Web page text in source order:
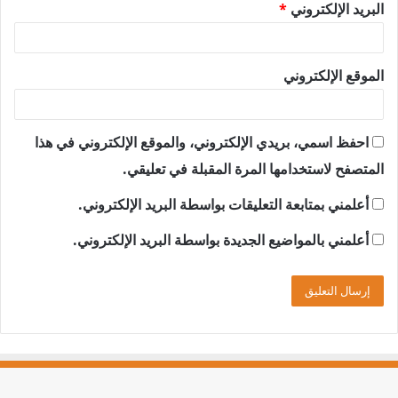
البريد الإلكتروني *
الموقع الإلكتروني
احفظ اسمي، بريدي الإلكتروني، والموقع الإلكتروني في هذا
المتصفح لاستخدامها المرة المقبلة في تعليقي.
أعلمني بمتابعة التعليقات بواسطة البريد الإلكتروني.
أعلمني بالمواضيع الجديدة بواسطة البريد الإلكتروني.